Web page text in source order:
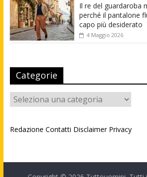
Il re del guardaroba
perché il pantalone
capo più desiderato
4 Maggio 2026
Categorie
Categorie
Redazione Contatti Disclaimer Privacy